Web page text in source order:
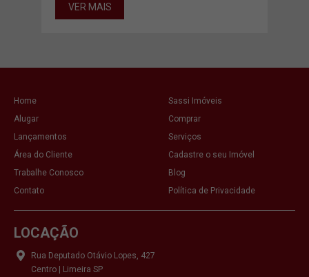
VER MAIS
Home
Sassi Imóveis
Alugar
Comprar
Lançamentos
Serviços
Área do Cliente
Cadastre o seu Imóvel
Trabalhe Conosco
Blog
Contato
Política de Privacidade
LOCAÇÃO
Rua Deputado Otávio Lopes, 427
Centro | Limeira SP